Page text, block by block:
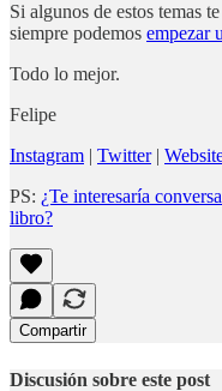
Si algunos de estos temas
siempre podemos empezar
Todo lo mejor.
Felipe
Instagram | Twitter|
PS: ¿Te interesaría
libro?
Compartir
Discusión sobre este post